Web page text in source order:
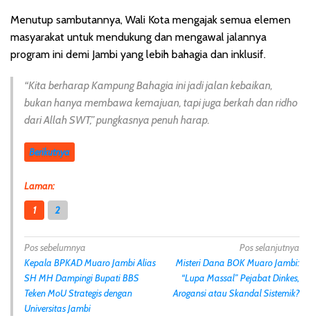
Menutup sambutannya, Wali Kota mengajak semua elemen
masyarakat untuk mendukung dan mengawal jalannya
program ini demi Jambi yang lebih bahagia dan inklusif.
“Kita berharap Kampung Bahagia ini jadi jalan kebaikan,
bukan hanya membawa kemajuan, tapi juga berkah dan ridho
dari Allah SWT,”pungkasnya penuh harap.
Berikutnya
Laman:
1
2
N
a
v
i
Pos sebelumnya
Kepala BPKAD Muaro Jambi Alias
SH MH Dampingi Bupati BBS
Teken MoU Strategis dengan
Universitas Jambi
Pos selanjutnya
Misteri Dana BOK Muaro Jambi:
“Lupa Massal” Pejabat Dinkes,
Arogansi atau Skandal Sistemik?